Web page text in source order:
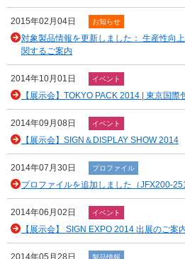
2015年02月04日 お知らせ
対象製品情報を更新しました： 生産性向
関するご案内
2014年10月01日 イベント
【展示会】TOKYO PACK 2014 | 東京国際
2014年09月08日 イベント
【展示会】SIGN＆DISPLAY SHOW 2014
2014年07月30日 プロファイル
プロファイルを追加しました（JFX200-
2014年06月02日 イベント
【展示会】 SIGN EXPO 2014 出展のご案